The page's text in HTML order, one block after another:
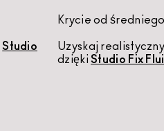
Studio
Krycie od
Uzyskaj
dzięki Studio Fix